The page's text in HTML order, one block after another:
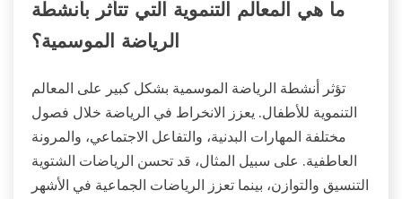
ما هي المعالم التنموية التي تتأثر بأنشطة
الرياضة الموسمية؟
تؤثر أنشطة الرياضة الموسمية بشكل كبير على المعالم
التنموية للأطفال. يعزز الانخراط في الرياضة خلال فصول
مختلفة المهارات البدنية، والتفاعل الاجتماعي، والمرونة
العاطفية. على سبيل المثال، قد تحسن الرياضات الشتوية
التنسيق والتوازن، بينما تعزز الرياضات الجماعية في الأشهر